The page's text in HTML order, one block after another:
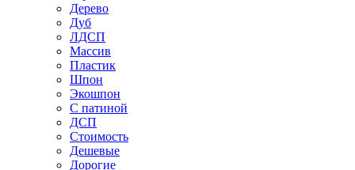
Дерево
Дуб
ЛДСП
Массив
Пластик
Шпон
Экошпон
С патиной
ДСП
Стоимость
Дешевые
Дорогие